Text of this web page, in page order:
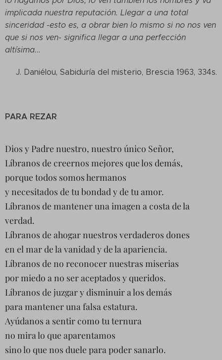
implicada nuestra reputación. Llegar a una total
sinceridad -esto es, a obrar bien lo mismo si no nos ven
que si nos ven- significa llegar a una perfección
altísima...
J. Daniélou, Sabiduría del misterio, Brescia 1963, 334s.
PARA REZAR
Dios y Padre nuestro, nuestro único Señor,
Líbranos de creernos mejores que los demás,
porque todos somos hermanos
y necesitados de tu bondad y de tu amor.
Líbranos de mantener una imagen a costa de la
verdad.
Líbranos de ahogar nuestros verdaderos dones
en el mar de la vanidad y de la apariencia.
Líbranos de no reconocer nuestras miserias
por miedo a no ser aceptados y queridos.
Líbranos de juzgar y disminuir a los demás
para mantener una falsa estatura.
Ayúdanos a sentir como tu ternura
no mira lo que aparentamos
sino lo que nos duele para poder sanarlo.